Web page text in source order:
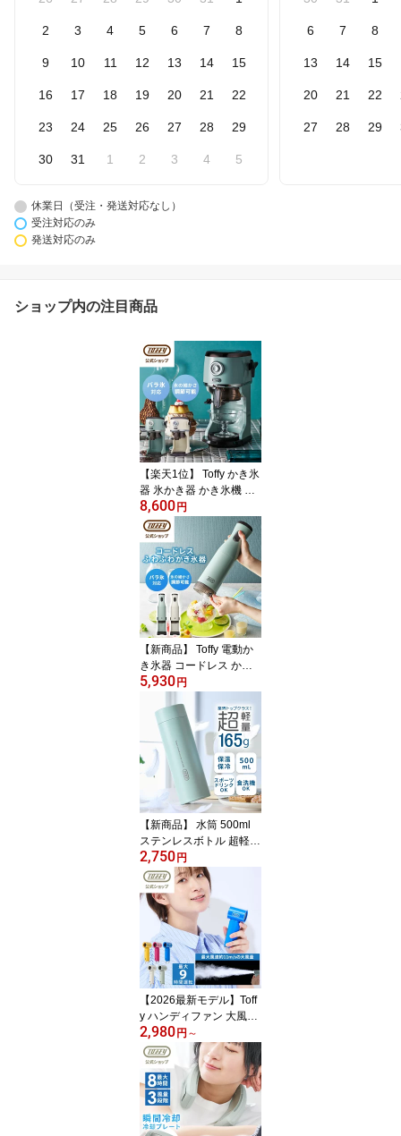
2 3 4 5 6 7 8
9 10 11 12 13 14 15
16 17 18 19 20 21 22
23 24 25 26 27 28 29
30 31 1 2 3 4 5
6 7 8
13 14 15
20 21 22
27 28 29
休業日（受注・発送対応なし）
受注対応のみ
発送対応のみ
ショップ内の注目商品
【楽天1位】 Toffy かき氷
器 氷かき器 かき氷機 電
動 自動 バラ氷 対応 ふわ
ふわ シャリシャリ 刃調
節 やわらか くちどけ 製
氷カップ付き カップ SN
S映え ハーフ氷 オリジナ
ル氷 ジュース ミルク氷
冷凍フルーツ 家電 簡単
操作 ギフト プレゼント
トフィー
8,600円
【新商品】 Toffy 電動か
き氷器 コードレス かき
氷機 ハンディ スティッ
充電式 ふわふわ ふわ雪
バラ氷対応 冷凍フルーツ
コンパクト 持ち運び 小
型 おしゃれ 家庭用 アウ
トドア キャンプ おうち
カフェ 子供 ギフト プレ
ゼント トフィー 父の日
5,930円
【新商品】 水筒 500ml
ステンレスボトル 超軽量
Toffy マグボトル 保温 保
冷 直飲み コンパクト ス
リム 真空断熱 洗いやす
い 広口 コーヒーボトル
汚れにくい 持ち運び 通
勤 通学 スポーツ アウト
ドア メンズ レディース
子供 おしゃれ シンプル
ギフト プレゼント 父の
日
2,750円
【2026最新モデル】Toff
y ハンディファン 大風量
11m/s ハンディ 携帯 ミ
ニ 小型 卓上 コンパクト
手のひらサイズ 扇風機 U
SB充電 充電式 ディスプ
レイ 風量表示 カラビナ
付き 軽量 強風 暑さ対策
熱中症対策 リュック ア
2,980円 ～